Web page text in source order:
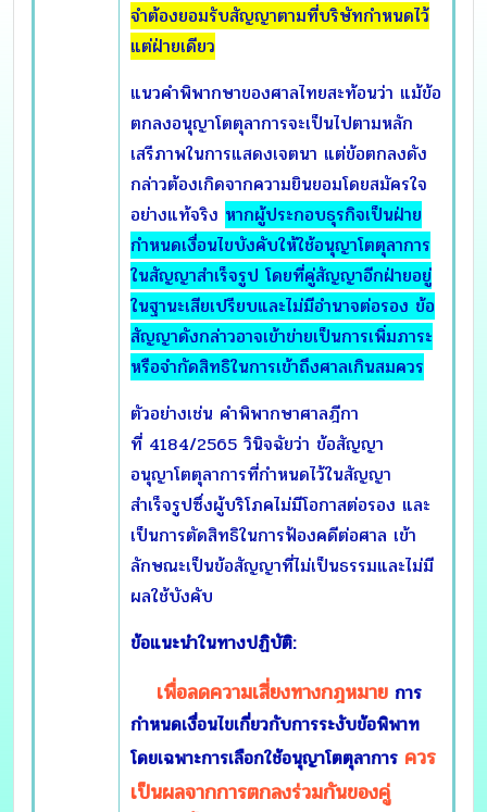
จำต้องยอมรับสัญญาตามที่บริษัทกำหนดไว้
แต่ฝ่ายเดียว
แนวคำพิพากษาของศาลไทยสะท้อนว่า แม้ข้อ
ตกลงอนุญาโตตุลาการจะเป็นไปตามหลัก
เสรีภาพในการแสดงเจตนา แต่ข้อตกลงดัง
กล่าวต้องเกิดจากความยินยอมโดยสมัครใจ
อย่างแท้จริง หากผู้ประกอบธุรกิจเป็นฝ่าย
กำหนดเงื่อนไขบังคับให้ใช้อนุญาโตตุลาการ
ในสัญญาสำเร็จรูป โดยที่คู่สัญญาอีกฝ่ายอยู่
ในฐานะเสียเปรียบและไม่มีอำนาจต่อรอง ข้อ
สัญญาดังกล่าวอาจเข้าข่ายเป็นการเพิ่มภาระ
หรือจำกัดสิทธิในการเข้าถึงศาลเกินสมควร
ตัวอย่างเช่น คำพิพากษาศาลฎีกา
ที่ 4184/2565 วินิจฉัยว่า ข้อสัญญา
อนุญาโตตุลาการที่กำหนดไว้ในสัญญา
สำเร็จรูปซึ่งผู้บริโภคไม่มีโอกาสต่อรอง และ
เป็นการตัดสิทธิในการฟ้องคดีต่อศาล เข้า
ลักษณะเป็นข้อสัญญาที่ไม่เป็นธรรมและไม่มี
ผลใช้บังคับ
ข้อแนะนำในทางปฏิบัติ:
เพื่อลดความเสี่ยงทางกฎหมาย การ
กำหนดเงื่อนไขเกี่ยวกับการระงับข้อพิพาท
โดยเฉพาะการเลือกใช้อนุญาโตตุลาการ ควร
เป็นผลจากการตกลงร่วมกันของคู่